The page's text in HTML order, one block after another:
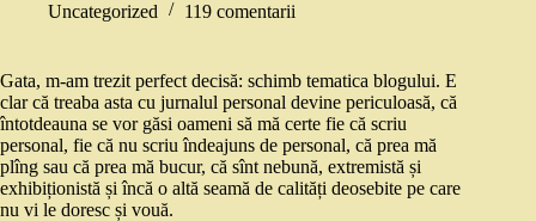
Uncategorized
119 comentarii
Gata, m-am trezit perfect decisă: schimb tematica blogului. E
clar că treaba asta cu jurnalul personal devine periculoasă, că
întotdeauna se vor găsi oameni să mă certe fie că scriu
personal, fie că nu scriu îndeajuns de personal, că prea mă
plîng sau că prea mă bucur, că sînt nebună, extremistă și
exhibiționistă și încă o altă seamă de calități deosebite pe care
nu vi le doresc și vouă.